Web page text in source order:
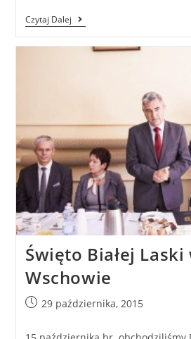
Czytaj Dalej
Święto Białej Laski
Wschowie
29 października, 2015